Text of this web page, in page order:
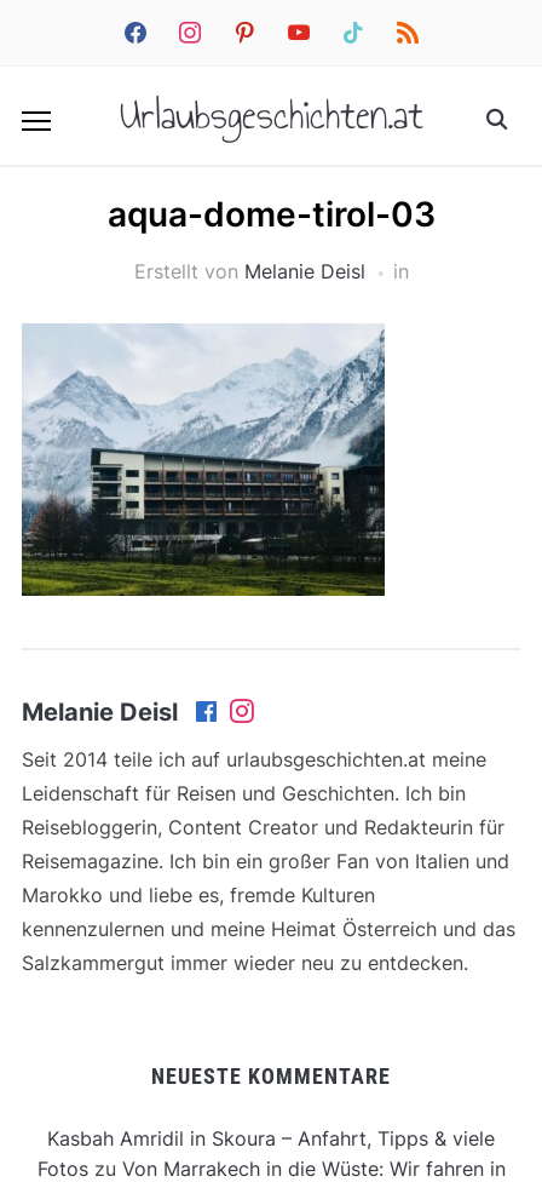
facebookinstagrampinterestyoutube tiktok rss
Urlaubsgeschichten.at
aqua-dome-tirol-03
Erstellt von Melanie Deisl in
Melanie Deisl
Seit 2014 teile ich auf urlaubsgeschichten.at meine
Leidenschaft für Reisen und Geschichten. Ich bin
Reisebloggerin, Content Creator und Redakteurin für
Reisemagazine. Ich bin ein großer Fan von Italien und
Marokko und liebe es, fremde Kulturen
kennenzulernen und meine Heimat Österreich und das
Salzkammergut immer wieder neu zu entdecken.
NEUESTE KOMMENTARE
Kasbah Amridil in Skoura – Anfahrt, Tipps & viele
Fotoszu Von Marrakech in die Wüste: Wir fahren in